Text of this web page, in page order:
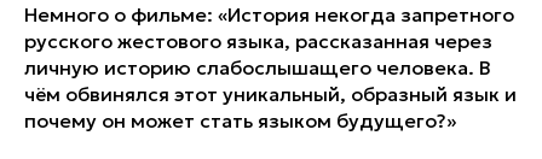
Немного о фильме: «История некогда запретного
русского жестового языка, рассказанная через
личную историю слабослышащего человека. В
чём обвинялся этот уникальный, образный язык и
почему он может стать языком будущего?»